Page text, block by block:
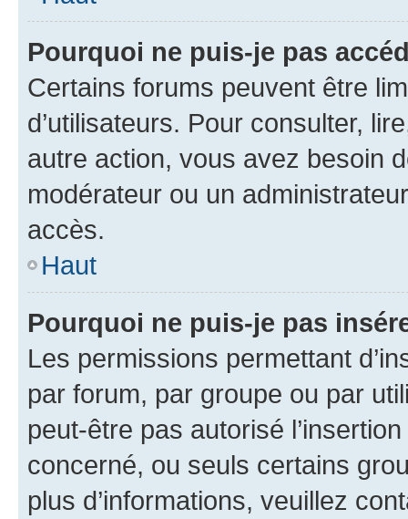
Pourquoi ne puis-je pas
Certains forums peuvent être
d’utilisateurs. Pour consulter,
autre action, vous avez besoin
modérateur ou un
accès.
Haut
Pourquoi ne puis-je pas
Les permissions permettant
par forum, par groupe ou par
peut-être pas autorisé
concerné, ou seuls certains
plus d’informations, veuillez